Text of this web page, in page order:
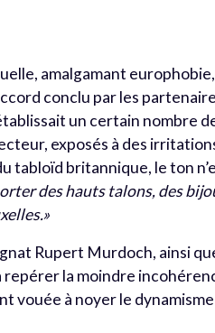
amalgamant europhobie,
conclu par les
un certain nombre
exposés à des
tabloïd britannique, le ton
des hauts talons, des
Rupert Murdoch, ainsi
repérer la moindre
vouée à noyer le dynamisme